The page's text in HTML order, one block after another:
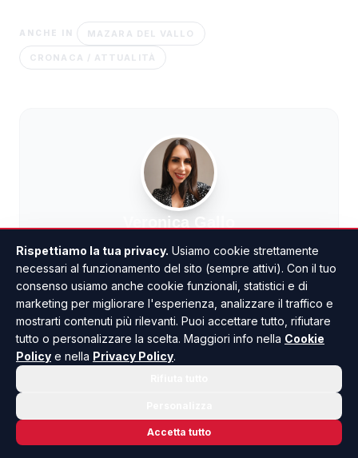
ANCHE IN MAZARA DEL VALLO
CRONACA / ATTUALITÀ
Veronica Gallo
CONTENT EDITOR
Digital Marketing Expert e Content Editor. Il suo
lavoro si divide tra la creazione di strategie digitali
orientate ai risultati e la scrittura di contenuti
editoriali. Crede nel valore dell’informazione
chiara, strategica e ben raccontata.
Rispettiamo la tua privacy. Usiamo cookie strettamente
necessari al funzionamento del sito (sempre attivi). Con il tuo
consenso usiamo anche cookie funzionali, statistici e di
marketing per migliorare l'esperienza, analizzare il traffico e
mostrarti contenuti più rilevanti. Puoi accettare tutto, rifiutare
tutto o personalizzare la scelta. Maggiori info nella Cookie
Policy e nella Privacy Policy.
Accetta tutto